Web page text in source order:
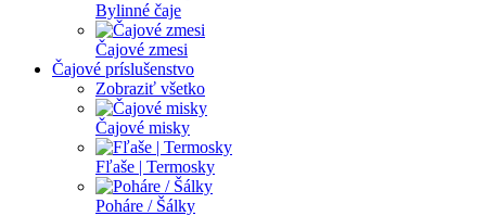
Bylinné čaje
Čajové zmesi
Čajové príslušenstvo
Zobraziť všetko
Čajové misky
Fľaše | Termosky
Poháre / Šálky